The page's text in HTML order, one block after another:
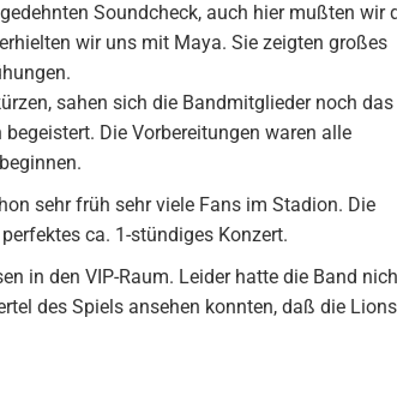
Soundcheck, auch hier mußten wir
wir uns mit Maya. Sie zeigten großes
sahen sich die Bandmitglieder noch das
Die Vorbereitungen waren alle
sehr früh sehr viele Fans im Stadion. Die
ca. 1-stündiges Konzert.
in den VIP-Raum. Leider hatte die Band
des Spiels ansehen konnten, daß die Lions